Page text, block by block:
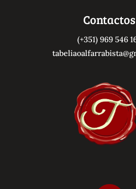
Contactos
(+351) 969 546